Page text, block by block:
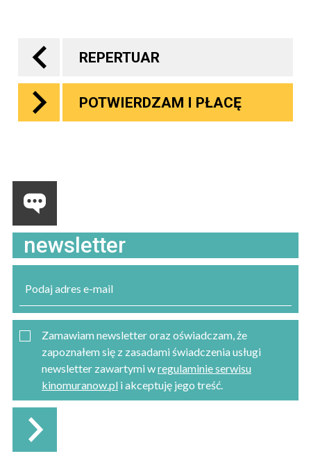
REPERTUAR
POTWIERDZAM I PŁACĘ
newsletter
Zamawiam newsletter oraz oświadczam, że
zapoznałem się z zasadami świadczenia usługi
newsletter zawartymi wregulaminie serwisu
kinomuranow.pl i akceptuję jego treść.